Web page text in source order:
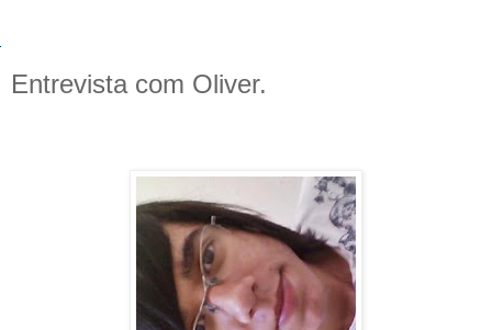
Entrevista com Oliver.